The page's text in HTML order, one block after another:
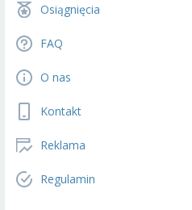
Osiągnięcia
FAQ
O nas
Kontakt
Reklama
Regulamin